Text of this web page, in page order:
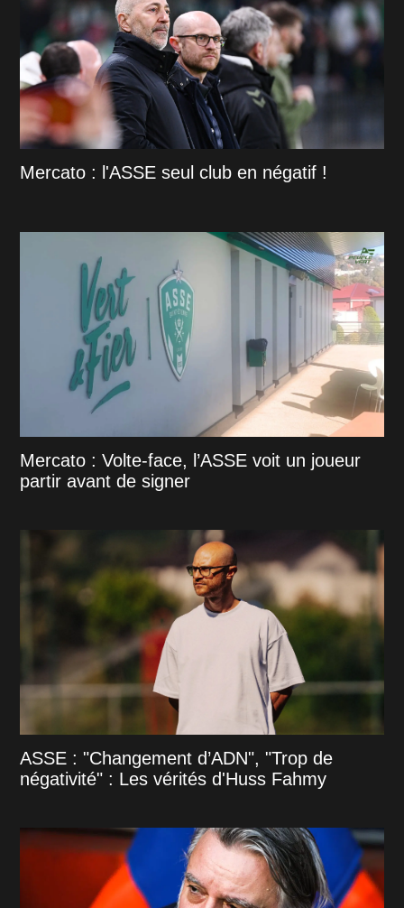
Mercato : l'ASSE seul club en négatif !
Mercato : Volte-face, l’ASSE voit un joueur
partir avant de signer
ASSE : "Changement d’ADN", "Trop de
négativité" : Les vérités d'Huss Fahmy